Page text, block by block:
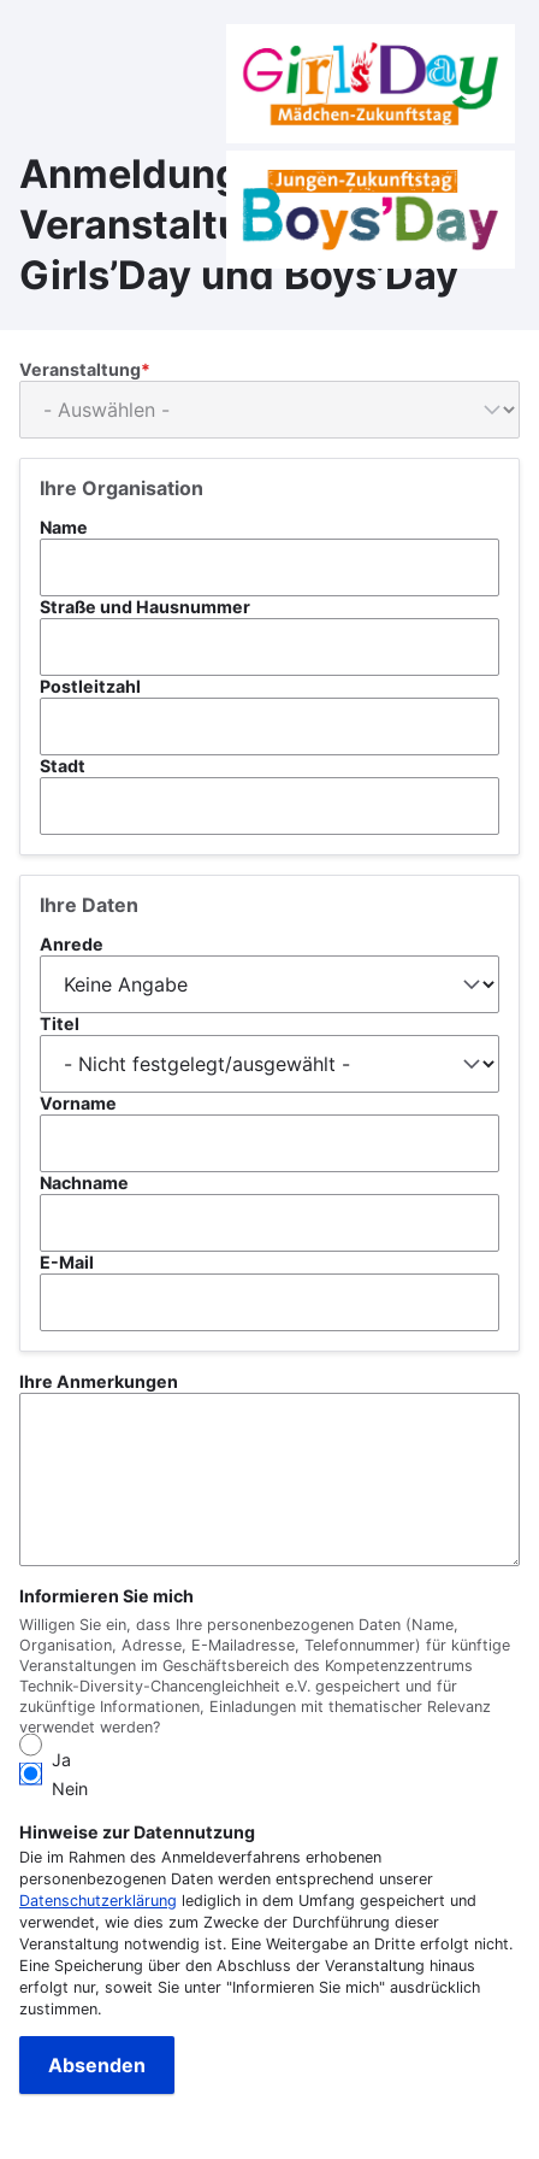
Anmeldung zur Online-
Veranstaltung von
Girls’Day und Boys’Day
Veranstaltung
Ihre Organisation
Name
Straße und Hausnummer
Postleitzahl
Stadt
Ihre Daten
Anrede
Titel
Vorname
Nachname
E-Mail
Ihre Anmerkungen
Informieren Sie mich
Willigen Sie ein, dass Ihre personenbezogenen Daten (Name,
Organisation, Adresse, E-Mailadresse, Telefonnummer) für künftige
Veranstaltungen im Geschäftsbereich des Kompetenzzentrums
Technik-Diversity-Chancengleichheit e.V. gespeichert und für
zukünftige Informationen, Einladungen mit thematischer Relevanz
verwendet werden?
Ja
Nein
Hinweise zur Datennutzung
Die im Rahmen des Anmeldeverfahrens erhobenen
personenbezogenen Daten werden entsprechend unserer
Datenschutzerklärung lediglich in dem Umfang gespeichert und
verwendet, wie dies zum Zwecke der Durchführung dieser
Veranstaltung notwendig ist. Eine Weitergabe an Dritte erfolgt nicht.
Eine Speicherung über den Abschluss der Veranstaltung hinaus
erfolgt nur, soweit Sie unter "Informieren Sie mich" ausdrücklich
zustimmen.